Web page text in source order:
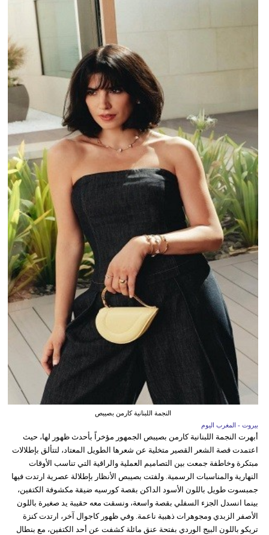
النجمة اللبنانية كارمن بصيبص
بيروت - المغرب اليوم
أبهرت النجمة اللبنانية كارمن بصيبص الجمهور مؤخراً بأحدث ظهور لها، حيث
اعتمدت قصة الشعر القصير متخلية عن شعرها الطويل المعتاد، لتتألق بإطلالات
مبتكرة وخاطفة جمعت بين التصاميم العملية والراقية التي تناسب الأوقات
النهارية والمناسبات الرسمية. ولفتت بصيبص الأنظار بإطلالة عصرية ارتدت فيها
جمبسوت طويل باللون الأسود الداكن بقصة كورسيه ضيقة مكشوفة الكتفين،
بينما انسدل الجزء السفلي بقصة واسعة، ونسقت معه حقيبة يد صغيرة باللون
الأصفر الزبدي ومجوهرات ذهبية ناعمة. وفي ظهور كاجوال آخر، ارتدت كنزة
تريكو باللون البيج الوردي بفتحة عنق مائلة كشفت عن أحد الكتفين، مع بنطال